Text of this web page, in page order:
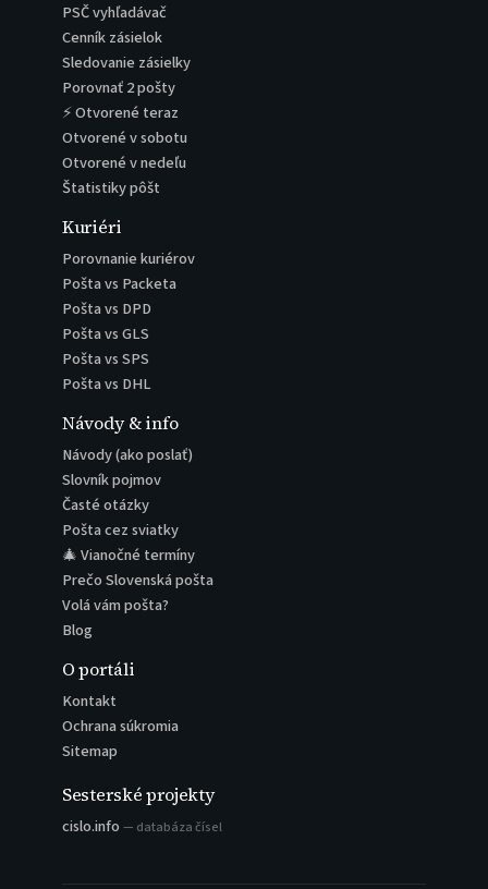
PSČ vyhľadávač
Cenník zásielok
Sledovanie zásielky
Porovnať 2 pošty
⚡ Otvorené teraz
Otvorené v sobotu
Otvorené v nedeľu
Štatistiky pôšt
Kuriéri
Porovnanie kuriérov
Pošta vs Packeta
Pošta vs DPD
Pošta vs GLS
Pošta vs SPS
Pošta vs DHL
Návody & info
Návody (ako poslať)
Slovník pojmov
Časté otázky
Pošta cez sviatky
🎄 Vianočné termíny
Prečo Slovenská pošta
Volá vám pošta?
Blog
O portáli
Kontakt
Ochrana súkromia
Sitemap
Sesterské projekty
cislo.info — databáza čísel